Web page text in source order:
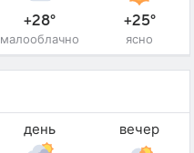
+28°
малооблачно
+25°
ясно
день вечер